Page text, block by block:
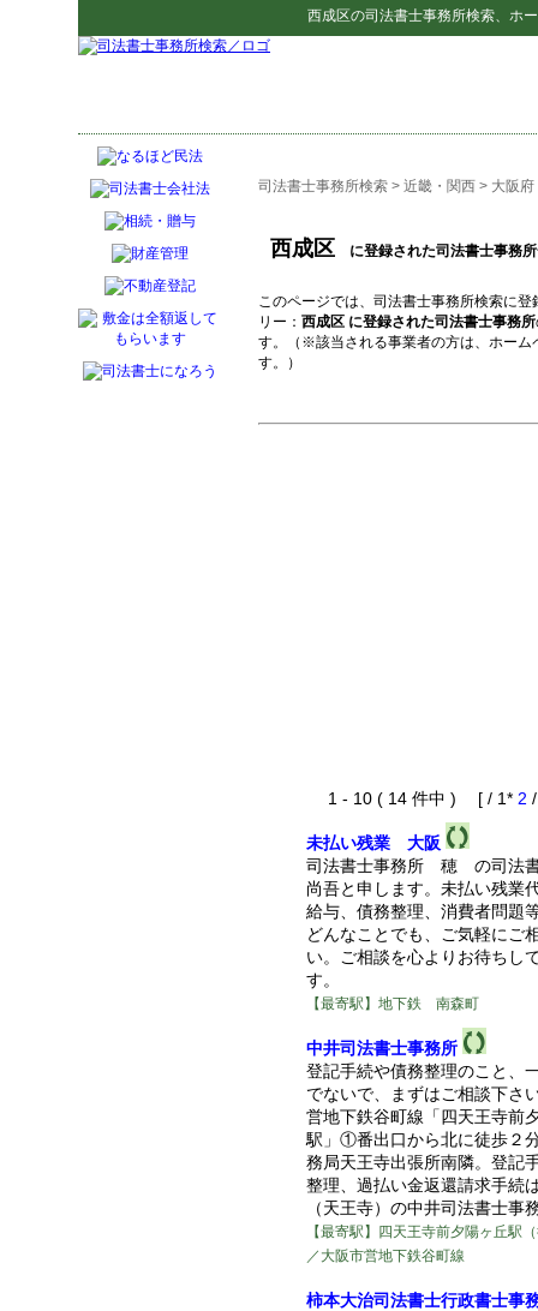
西成区の司法書士事務所検索、ホ
司法書士事務所検索 > 近畿・関西 > 大阪府
西成区 に登録された司法書士事務
このページでは、司法書士事務所検索に
リー： 西成区 に登録された司法書士事務所
す。（※該当される事業者の方は、ホーム
す。）
1 - 10 ( 14 件中 ) [ / 1* 2
未払い残業 大阪
司法書士事務所 穂 の司法
尚吾と申します。未払い残業
給与、債務整理、消費者問題
どんなことでも、ご気軽にご
い。ご相談を心よりお待ちし
す。
【最寄駅】地下鉄 南森町
中井司法書士事務所
登記手続や債務整理のこと、
でないで、まずはご相談下さ
営地下鉄谷町線「四天王寺前
駅」①番出口から北に徒歩２
務局天王寺出張所南隣。登記
整理、過払い金返還請求手続
（天王寺）の中井司法書士事
【最寄駅】四天王寺前夕陽ヶ丘駅
／大阪市営地下鉄谷町線
柿本大治司法書士行政書士事